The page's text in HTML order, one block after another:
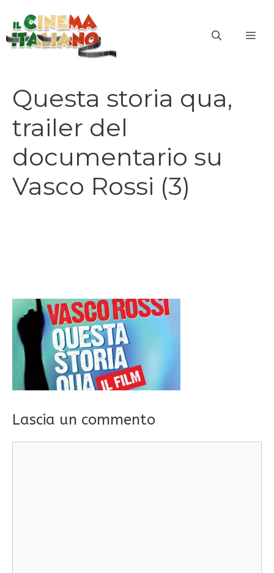
contenuto
Questa storia qua,
trailer del
documentario su
Vasco Rossi (3)
Lascia un commento